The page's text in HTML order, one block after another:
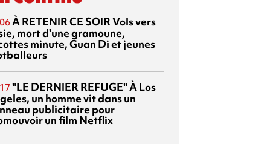
À RETENIR CE SOIRVols vers
mort d'une gramoune,
minute, Guan Di et jeunes
"LE DERNIER REFUGE"À Los
un homme vit dans un
publicitaire pour
un film Netflix